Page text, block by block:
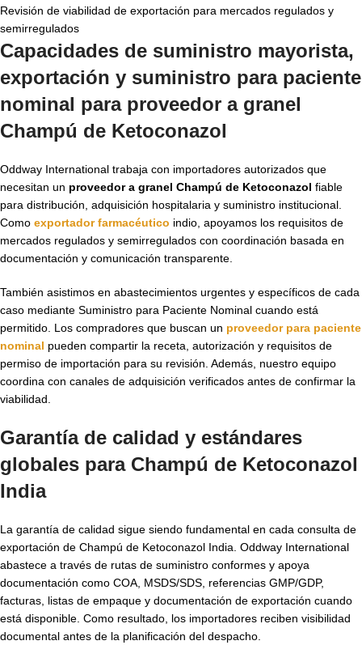
Revisión de viabilidad de exportación para mercados regulados y
semirregulados
Capacidades de suministro mayorista,
exportación y suministro para paciente
nominal para proveedor a granel
Champú de Ketoconazol
Oddway International trabaja con importadores autorizados que
necesitan un proveedor a granel Champú de Ketoconazol fiable
para distribución, adquisición hospitalaria y suministro institucional.
Como exportador farmacéutico indio, apoyamos los requisitos de
mercados regulados y semirregulados con coordinación basada en
documentación y comunicación transparente.
También asistimos en abastecimientos urgentes y específicos de cada
caso mediante Suministro para Paciente Nominal cuando está
permitido. Los compradores que buscan un proveedor para paciente
nominal pueden compartir la receta, autorización y requisitos de
permiso de importación para su revisión. Además, nuestro equipo
coordina con canales de adquisición verificados antes de confirmar la
viabilidad.
Garantía de calidad y estándares
globales para Champú de Ketoconazol
India
La garantía de calidad sigue siendo fundamental en cada consulta de
exportación de Champú de Ketoconazol India. Oddway International
abastece a través de rutas de suministro conformes y apoya
documentación como COA, MSDS/SDS, referencias GMP/GDP,
facturas, listas de empaque y documentación de exportación cuando
está disponible. Como resultado, los importadores reciben visibilidad
documental antes de la planificación del despacho.